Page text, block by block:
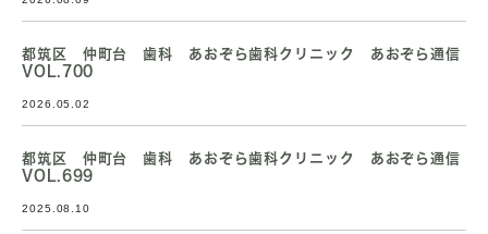
都筑区 仲町台 歯科 あおぞら歯科クリニック あおぞら通信
VOL.700
2026.05.02
都筑区 仲町台 歯科 あおぞら歯科クリニック あおぞら通信
VOL.699
2025.08.10